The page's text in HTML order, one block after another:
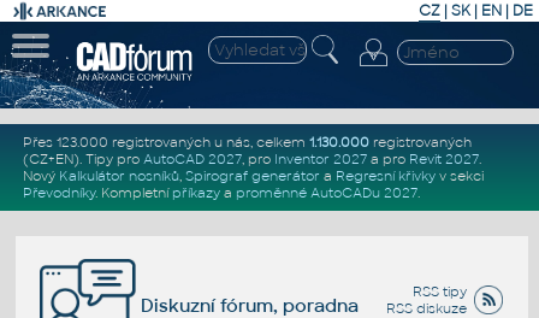
CZ | SK| EN | DE
Přes 123.000 registrovaných u nás, celkem 1.130.000registrovaných
(CZ+EN). Tipy pro AutoCAD 2027, pro Inventor 2027a pro Revit 2027.
Nový Kalkulátor nosníků, Spirograf generátor a Regresní křivkyv sekci
Převodníky. Kompletní příkazya proměnné AutoCADu 2027.
RSS tipy
RSS diskuze
Diskuzní fórum, poradna